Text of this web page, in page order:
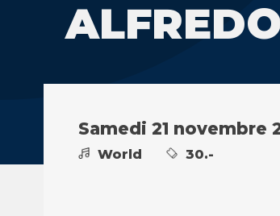
Samedi 21 novembre
World 30.-